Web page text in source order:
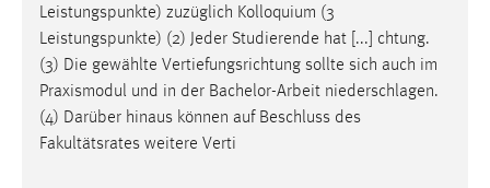
Leistungspunkte) zuzüglich Kolloquium (3
Leistungspunkte) (2) Jeder Studierende hat [...] chtung.
(3) Die gewählte Vertiefungsrichtung sollte sich auch im
Praxismodul und in der Bachelor-Arbeit niederschlagen.
(4) Darüber hinaus können auf Beschluss des
Fakultätsrates weitere Verti
STATISTIK
Statistik Cookies erfassen Informationen anonym.
Diese Informationen helfen uns zu verstehen, wie
unsere Besucher unsere Website nutzen.